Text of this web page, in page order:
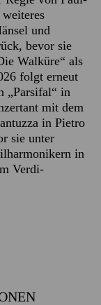
und
bevor sie
Walküre“ als
folgt erneut
„Parsifal“ in
mit dem
in Pietro
sie unter
in
Verdi-